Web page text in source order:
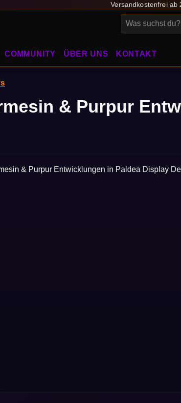
Versandkostenfrei ab
COMMUNITY ÜBER UNS KONTAKT
& Purpur